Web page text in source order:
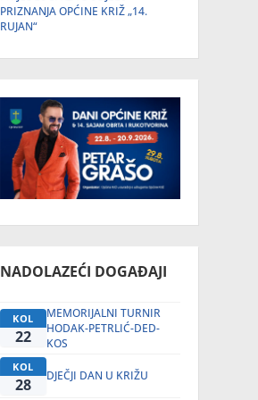
PRIZNANJA OPĆINE KRIŽ „14.
RUJAN“
NADOLAZEĆI DOGAĐAJI
KOL
22
MEMORIJALNI TURNIR
HODAK-PETRLIĆ-DED-
KOS
KOL
28 DJEČJI DAN U KRIŽU